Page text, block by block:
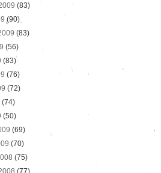
(83)
(90)
(83)
(56)
(83)
(76)
(72)
(74)
(50)
(69)
(70)
(75)
(77)